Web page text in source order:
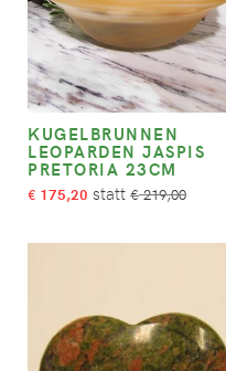
KUGELBRUNNEN
LEOPARDEN JASPIS
PRETORIA 23CM
€ 175,20 €219,00